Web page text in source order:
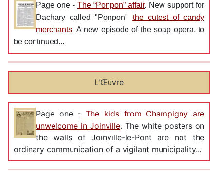
Page one - The “Ponpon” affair. New support for
Dachary called "Ponpon" the cutest of candy
merchants. A new episode of the soap opera, to
be continued...
L'Œuvre
Page one - The kids from Champigny are
unwelcome in Joinville. The white posters on
the walls of Joinville-le-Pont are not the
ordinary communication of a vigilant municipality...